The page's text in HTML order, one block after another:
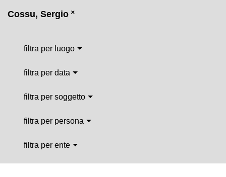
Cossu, Sergio ˟
filtra per luogo
filtra per data
filtra per soggetto
filtra per persona
filtra per ente